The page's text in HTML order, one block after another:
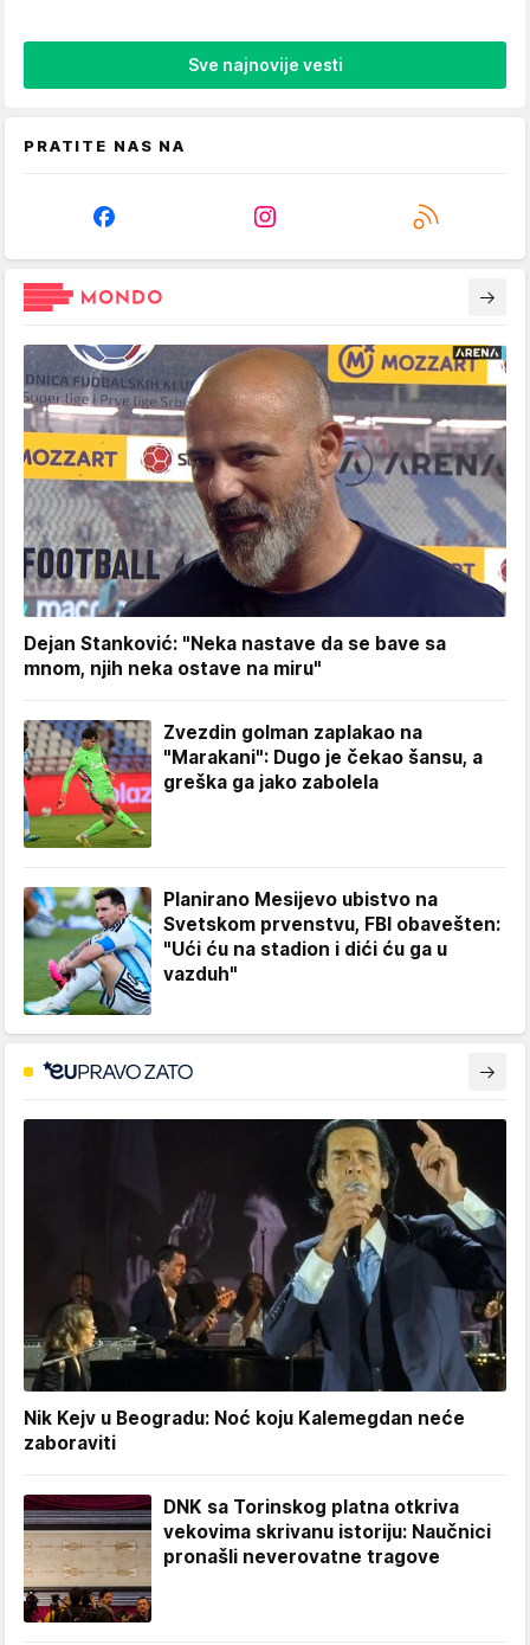
Sve najnovije vesti
PRATITE NAS NA
Dejan Stanković: "Neka nastave da se bave sa
mnom, njih neka ostave na miru"
Zvezdin golman zaplakao na
"Marakani": Dugo je čekao šansu, a
greška ga jako zabolela
Planirano Mesijevo ubistvo na
Svetskom prvenstvu, FBI obavešten:
"Ući ću na stadion i dići ću ga u
vazduh"
Nik Kejv u Beogradu: Noć koju Kalemegdan neće
zaboraviti
DNK sa Torinskog platna otkriva
vekovima skrivanu istoriju: Naučnici
pronašli neverovatne tragove